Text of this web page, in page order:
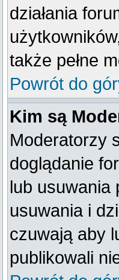
działania
także pełne
Powrót do
Kim są
Moderatorzy
doglądanie
lub usuwania
usuwania i
czuwają aby
publikowali